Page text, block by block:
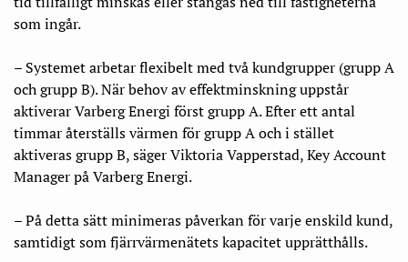
som ingår.
– Systemet arbetar flexibelt med två kundgrupper (grupp A
och grupp B). När behov av effektminskning uppstår
aktiverar Varberg Energi först grupp A. Efter ett antal
timmar återställs värmen för grupp A och i stället
aktiveras grupp B, säger Viktoria Vapperstad, Key Account
Manager på Varberg Energi.
– På detta sätt minimeras påverkan för varje enskild kund,
samtidigt som fjärrvärmenätets kapacitet upprätthålls.